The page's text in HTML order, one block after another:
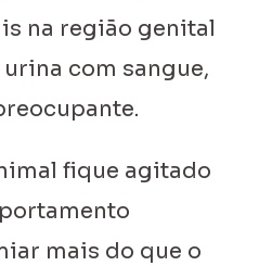
na região genital
com sangue,
fique agitado
mais do que o